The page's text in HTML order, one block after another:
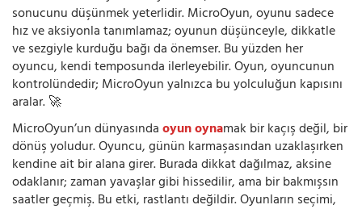
sonucunu düşünmek yeterlidir. MicroOyun, oyunu sadece
hız ve aksiyonla tanımlamaz; oyunun düşünceyle, dikkatle
ve sezgiyle kurduğu bağı da önemser. Bu yüzden her
oyuncu, kendi temposunda ilerleyebilir. Oyun, oyuncunun
kontrolündedir; MicroOyun yalnızca bu yolculuğun kapısını
aralar. 🚀
MicroOyun’un dünyasındaoyun oynamak bir kaçış değil, bir
dönüş yoludur. Oyuncu, günün karmaşasından uzaklaşırken
kendine ait bir alana girer. Burada dikkat dağılmaz, aksine
odaklanır; zaman yavaşlar gibi hissedilir, ama bir bakmışsın
saatler geçmiş. Bu etki, rastlantı değildir. Oyunların seçimi,